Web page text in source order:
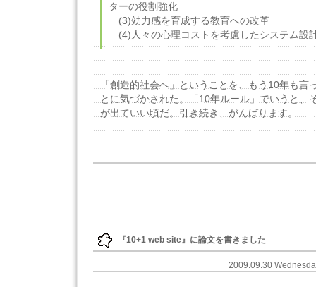
ターの役割強化
(3)効力感を育成する教育への改革
(4)人々の心理コストを考慮したシステム設
「創造的社会へ」ということを、もう10年も言
とに気づかされた。「10年ルール」でいうと、
が出ていい頃だ。引き続き、がんばります。
『10+1 web site』に論文を書きました
2009.09.30